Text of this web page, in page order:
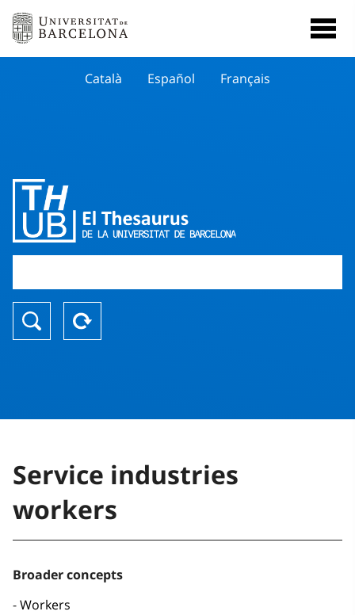
Català Español Français
Service industries
workers
Broader concepts
Workers